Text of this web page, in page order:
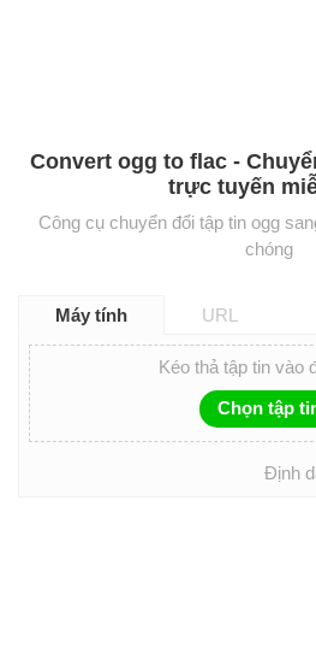
Convert ogg to flac -
trực tuyến
Công cụ chuyển đổi tập tin ogg
chóng
Máy tính URL
Kéo thả tập tin vào
Chọn tập
Định